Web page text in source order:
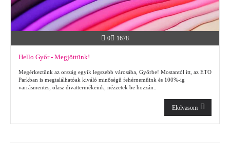
0 1678
Hello Győr - Megjöttünk!
Megérkeztünk az ország egyik legszebb városába, Győrbe! Mostantól itt, az ETO
Parkban is megtalálhatóak kiváló minőségű fehérneműink és 100%-ig
varrásmentes, olasz divattermékeink, nézzetek be hozzán..
Elolvasom